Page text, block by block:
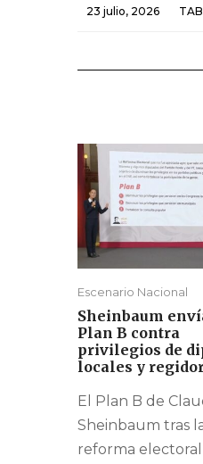
23 julio, 2026
Escenario Nacional
Sheinbaum
Plan B contra
privilegios de
locales y
El Plan B de
Sheinbaum tras
reforma